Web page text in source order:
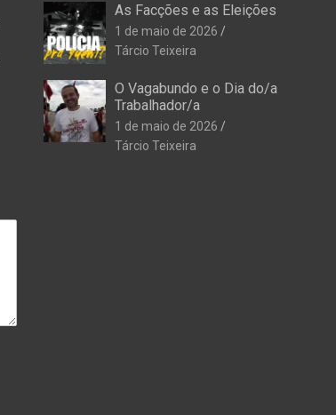
As Facções e as Eleições
1 de maio de 2026
Tárcio Teixeira
O Vagabundo e o Dia do/a
Trabalhador/a
1 de maio de 2026
Tárcio Teixeira